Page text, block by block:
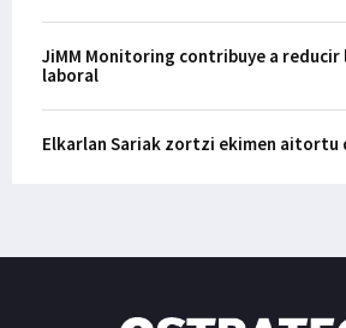
JiMM Monitoring contribuye a
laboral
Elkarlan Sariak zortzi ekimen aitortu